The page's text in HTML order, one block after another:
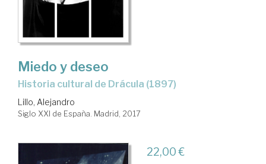
Miedo y deseo
historia cultural de Drácula (1897)
Lillo, Alejandro
Siglo XXI de España. Madrid, 2017
22,00 €